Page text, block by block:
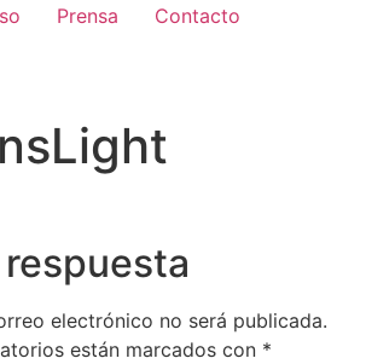
Prensa
Contacto
electrónico no será publicada.
están marcados con *